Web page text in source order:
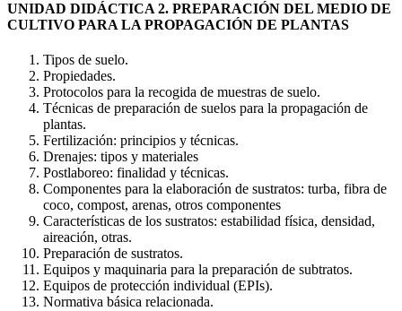
UNIDAD DIDÁCTICA 2. PREPARACIÓN DEL MEDIO DE
CULTIVO PARA LA PROPAGACIÓN DE PLANTAS
Tipos de suelo.
Propiedades.
Protocolos para la recogida de muestras de suelo.
Técnicas de preparación de suelos para la propagación de
plantas.
Fertilización: principios y técnicas.
Drenajes: tipos y materiales
Postlaboreo: finalidad y técnicas.
Componentes para la elaboración de sustratos: turba, fibra de
coco, compost, arenas, otros componentes
Características de los sustratos: estabilidad física, densidad,
aireación, otras.
Preparación de sustratos.
Equipos y maquinaria para la preparación de subtratos.
Equipos de protección individual (EPIs).
Normativa básica relacionada.